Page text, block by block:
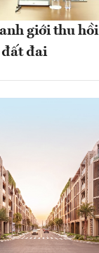
giới thu hồi
đất đai